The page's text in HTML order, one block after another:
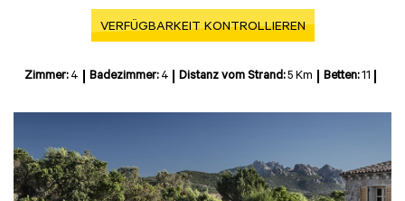
VERFÜGBARKEIT KONTROLLIEREN
Zimmer: 4 Badezimmer: 4 Distanz vom Strand:5 Km Betten:11